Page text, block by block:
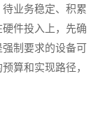
业务稳定、积累
件投入上，先确
制要求的设备可
算和实现路径，